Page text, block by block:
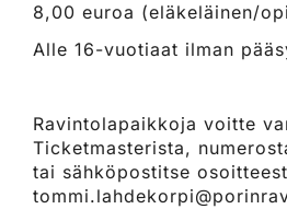
8,00 euroa (eläkeläinen/
Alle 16-vuotiaat ilman
Ravintolapaikkoja voitte
Ticketmasterista,
tai sähköpostitse